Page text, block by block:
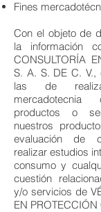
Fines
Con el objeto de
la información
CONSULTORÍA
S. A. S. DE C.
las de
productos o
nuestros
evaluación de
realizar estudios
consumo y
cuestión
y/o servicios de
EN PROTECCIÓN